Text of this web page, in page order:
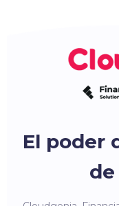
El poder